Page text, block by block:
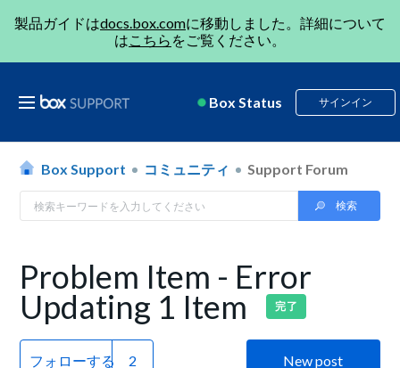
製品ガイドはdocs.box.comに移動しました。詳細について
はこちら をご覧ください。
Box Status サインイン
Box Support コミュニティ Support Forum
Problem Item - Error
Updating 1 Item 完了
フォローする New post